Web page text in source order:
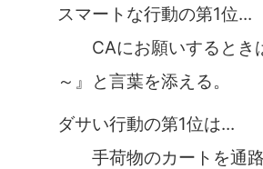
スマートな行動の第1位...
CAにお願いするとき
～』と言葉を添える。
ダサい行動の第1位は...
手荷物のカートを通路